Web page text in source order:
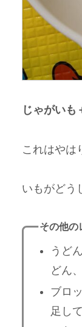
じゃがいも
これはやは
いもがどう
その他の
うど
どん
ブロ
足し